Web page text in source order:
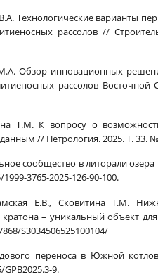
Технологические варианты
рассолов //
Обзор инновационных
рассолов
Т.М. К вопросу о
// Петрология. 2025. Т. 33. №
сообщество в литорали озера
3765-2025-126-90-100.
Е.В., Сковитина Т.М.
– уникальный объект
S3034506525100104/
переноса в Южной
9.